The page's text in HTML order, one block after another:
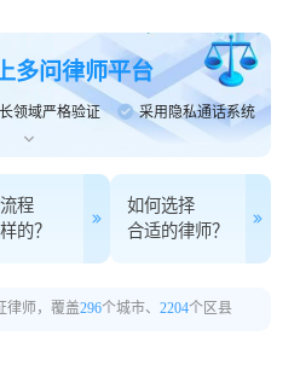
多问律师平台
领域严格验证 采用隐私通话系统
程
的？
如何选择
合适的律师？
律师，覆盖296个城市、 2204个区县